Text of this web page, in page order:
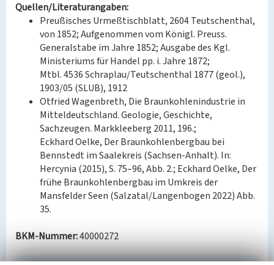
Quellen/Literaturangaben:
Preußisches Urmeßtischblatt, 2604 Teutschenthal,
von 1852; Aufgenommen vom Königl. Preuss.
Generalstabe im Jahre 1852; Ausgabe des Kgl.
Ministeriums für Handel pp. i. Jahre 1872;
Mtbl. 4536 Schraplau/Teutschenthal 1877 (geol.),
1903/05 (SLUB), 1912
Otfried Wagenbreth, Die Braunkohlenindustrie in
Mitteldeutschland. Geologie, Geschichte,
Sachzeugen. Markkleeberg 2011, 196.;
Eckhard Oelke, Der Braunkohlenbergbau bei
Bennstedt im Saalekreis (Sachsen-Anhalt). In:
Hercynia (2015), S. 75–96, Abb. 2.; Eckhard Oelke, Der
frühe Braunkohlenbergbau im Umkreis der
Mansfelder Seen (Salzatal/Langenbogen 2022) Abb.
35.
BKM-Nummer:40000272